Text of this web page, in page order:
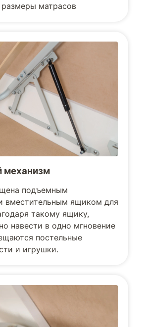
матрасов
подъемным
вместительным ящиком для
такому ящику,
навести в одно мгновение
постельные
и игрушки.